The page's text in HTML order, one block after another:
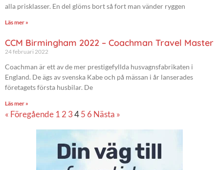
alla prisklasser. En del glöms bort så fort man vänder ryggen
Läs mer »
CCM Birmingham 2022 – Coachman Travel Master
24 februari 2022
Coachman är ett av de mer prestigefyllda husvagnsfabrikaten i
England. De ägs av svenska Kabe och på mässan i år lanserades
företagets första husbilar. De
Läs mer »
« Föregående 1 2 345 6 Nästa »